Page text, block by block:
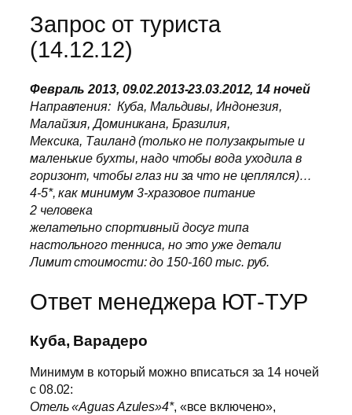
Запрос от туриста
(14.12.12)
Февраль 2013, 09.02.2013-23.03.2012, 14 ночей
Направления: Куба, Мальдивы, Индонезия,
Малайзия, Доминикана, Бразилия,
Мексика, Таиланд (только не полузакрытые и
маленькие бухты, надо чтобы вода уходила в
горизонт, чтобы глаз ни за что не цеплялся)…
4-5*, как минимум 3-хразовое питание
2 человека
желательно спортивный досуг типа
настольного тенниса, но это уже детали
Лимит стоимости: до 150-160 тыс. руб.
Ответ менеджера ЮТ-ТУР
Куба, Варадеро
Минимум в который можно вписаться за 14 ночей
с 08.02:
Отель «Aguas Azules»4*, «все включено»,